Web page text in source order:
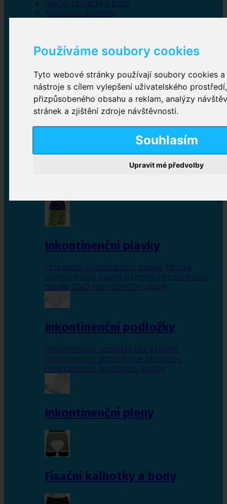
Používáme soubory cookies
Tyto webové stránky používají soubory cookies
nástroje s cílem vylepšení uživatelského
přizpůsobeného obsahu a reklam, analýzy
stránek a zjištění zdroje návštěvnosti.
Souhlasím
Upravit mé předvolby
Fixační kalhotky a body
Absorpční kalhotky
Inkontinenční kalhotky
Plenkové kalhotky navlékací,Plenkové kalhotky
zalepovací,Inkontinenční kalhotky dámské
Inkontinenční vložky
Inkontinenční plavky
Chlapecké inkontinenční plavky, Pánské
inkontinenční plavky, Dámské inkontinenční
plavky, Dívčí inkontinenční plavky
Inkontinenční podložky
Inkontinenční podložky bez záložek,
Inkontinenční podložky se záložkami,
Inkontinenční podložky s lepítky
Inkontinenční pleny
Fixační kalhotky a body